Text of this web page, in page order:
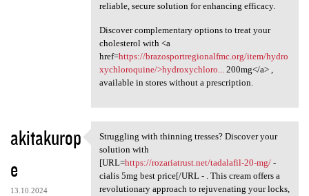
reliable, secure solution for enhancing efficacy.
Discover complementary options to treat your
cholesterol with <a
href=https://brazosportregionalfmc.org/item/hydro
xychloroquine/>hydroxychloro...
200mg</a> ,
available in stores without a prescription.
akitakurop
e
13.10.2024
Struggling with thinning
Struggling with thinning tresses? Discover your
solution with
[URL=https://rozariatrust.net/tadalafil-20-mg/-
cialis 5mg best price[/URL - . This cream offers a
revolutionary approach to rejuvenating your locks,